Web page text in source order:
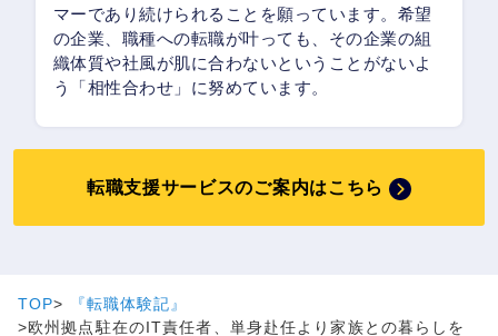
マーであり続けられることを願っています。希望
の企業、職種への転職が叶っても、その企業の組
織体質や社風が肌に合わないということがないよ
う「相性合わせ」に努めています。
転職支援サービスのご案内はこちら
TOP
『転職体験記』
欧州拠点駐在のIT責任者、単身赴任より家族との暮らしを